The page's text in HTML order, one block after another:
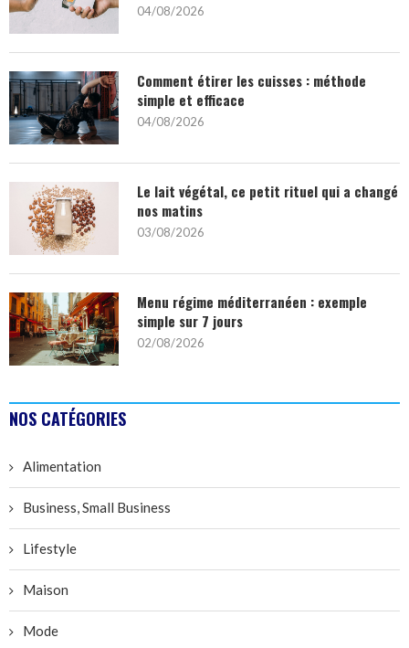
04/08/2026
Comment étirer les cuisses : méthode
simple et efficace
04/08/2026
Le lait végétal, ce petit rituel qui a changé
nos matins
03/08/2026
Menu régime méditerranéen : exemple
simple sur 7 jours
02/08/2026
NOS CATÉGORIES
Alimentation
Business, Small Business
Lifestyle
Maison
Mode